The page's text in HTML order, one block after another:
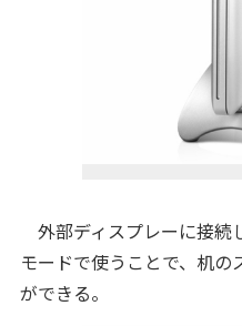
外部ディスプレーに接続
モードで使うことで、机の
ができる。